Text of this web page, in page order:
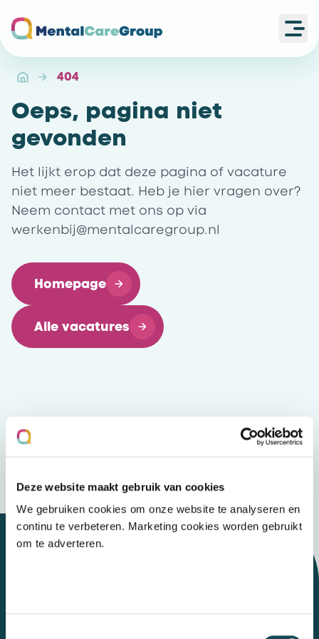
Deze website maakt gebruik van cookies
We gebruiken cookies om onze website te analyseren en
continu te verbeteren. Marketing cookies worden gebruikt
om te adverteren.
404
Oeps, pagina niet
gevonden
Het lijkt erop dat deze pagina of vacature
niet meer bestaat. Heb je hier vragen over?
Neem contact met ons op via
werkenbij@mentalcaregroup.nl
Homepage
Alle vacatures